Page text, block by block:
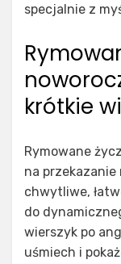
specjalnie z
krótkie
Rymowane
na
chwytliwe,
do
wierszyk po
uśmiech i